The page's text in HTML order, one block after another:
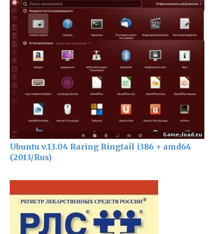
Ubuntu v.13.04 Raring Ringtail i386 + amd64
(2013/Rus)